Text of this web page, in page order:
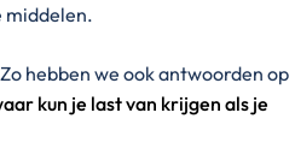
middelen.
hebben we ook antwoorden op
kun je last van krijgen als je